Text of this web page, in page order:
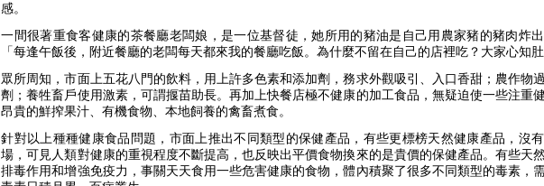
感。
一間很著重食客健康的茶餐廳老闆娘，是一位基督徒，她所用的豬油是自己用農家豬的豬肉炸出
「每逢午飯後，附近餐廳的老闆每天都來我的餐廳吃飯。為什麼不留在自己的店裡吃？大家心知肚
眾所周知，市面上五花八門的飲料，用上許多色素和添加劑，務求外觀吸引、入口香甜；農作物
劑；養牲畜戶使用激素，可謂揠苗助長。再加上快餐店極不健康的加工食品，無疑迫使一些注重
昂貴的鮮搾果汁、有機食物、本地飼養的禽畜煮食。
針對以上種種健康食品問題，市面上推出不同類型的保健產品，有些更標榜天然健康產品，沒
場，可見人類對健康的重視程度不斷提高，也反映出平價食物換來的是貴價的保健產品。有些天
排毒作用和增強免疫力，事關天天食用一些危害健康的食物，體內積聚了很多不同類型的毒素，